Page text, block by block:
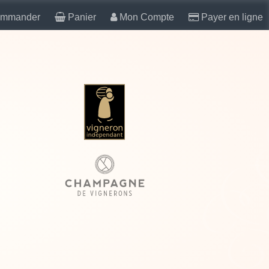
Panier Mon Compte Payer en ligne